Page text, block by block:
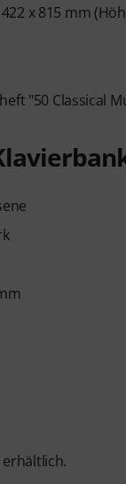
x 815 mm
"50 Classical